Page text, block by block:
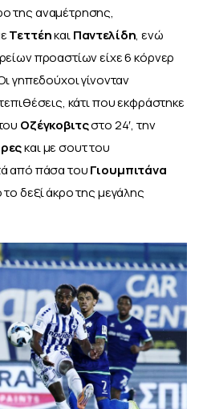
της αναμέτρησης,
Τεττέη και Παντελίδη, ενώ
προαστίων είχε 6 κόρνερ
γηπεδούχοι γίνονταν
κάτι που εκφράστηκε
Οζέγκοβιτς στο 24′, την
και με σουτ του
από πάσα του Γιουμπιτάνα
δεξί άκρο της μεγάλης